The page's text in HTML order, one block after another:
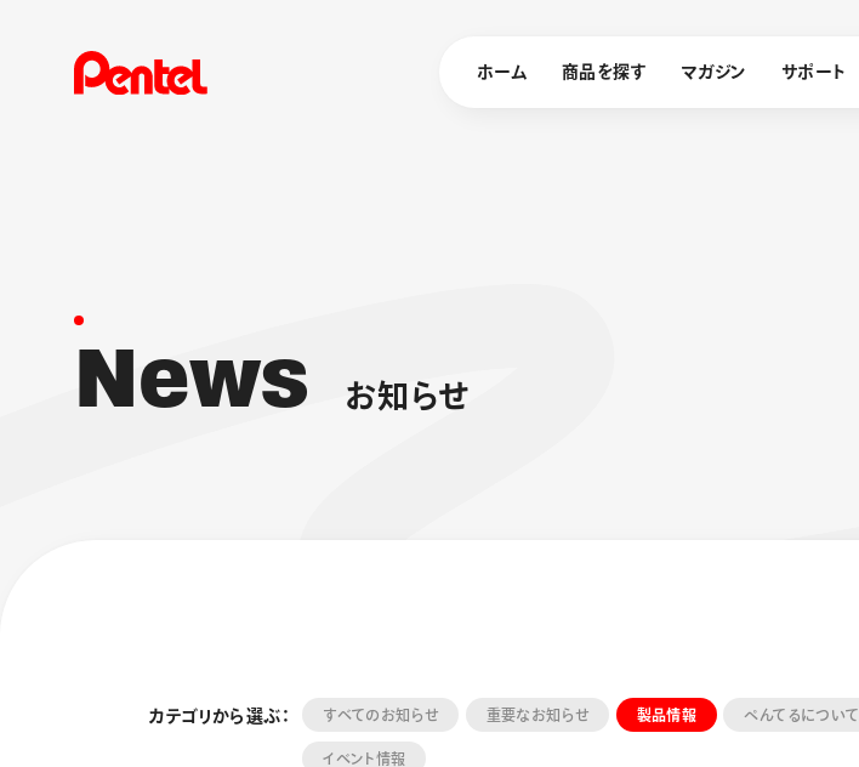
ホーム 商品を探す マガジン サポート
エナージェル
シャープペン
消し具
News お知 らせ
カテゴリから選ぶ： すべてのお知らせ 重要なお知らせ 製品情報 ぺんてるについて
イベント情報